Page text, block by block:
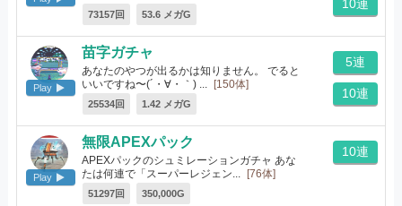
73157回 53.6 メガG
10連
Play
苗字ガチャ
あなたのやつが出るかは知りません。 でると
いいですね〜(´・∀・｀) ...
[150体]
25534回 1.42 メガG
5連
10連
Play
無限APEXパック
APEXパックのシュミレーションガチャ あな
たは何連で「スーパーレジェン...
[76体]
51297回 350,000G
10連